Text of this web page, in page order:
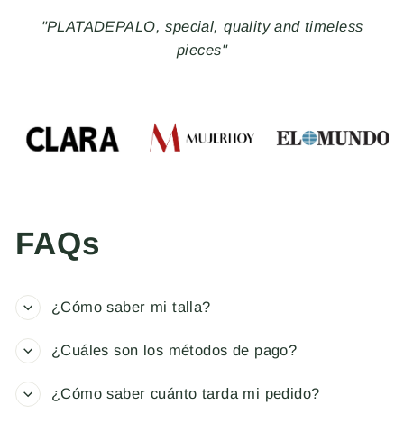
"PLATADEPALO, special, quality and timeless
pieces"
FAQs
¿Cómo saber mi talla?
¿Cuáles son los métodos de pago?
¿Cómo saber cuánto tarda mi pedido?